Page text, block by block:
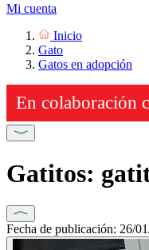
Mi cuenta
Inicio
Gato
Gatos en adopción
Gatitos:
Fecha de publicación: 26/